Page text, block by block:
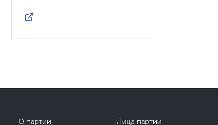
О партии
Лица партии